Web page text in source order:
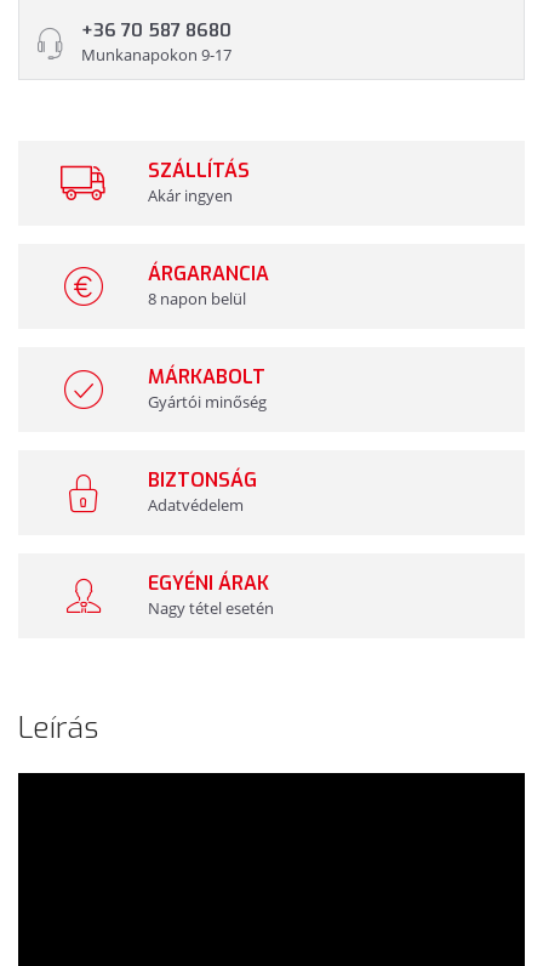
+36 70 587 8680
Munkanapokon 9-17
SZÁLLÍTÁS
Akár ingyen
ÁRGARANCIA
8 napon belül
MÁRKABOLT
Gyártói minőség
BIZTONSÁG
Adatvédelem
EGYÉNI ÁRAK
Nagy tétel esetén
Leírás